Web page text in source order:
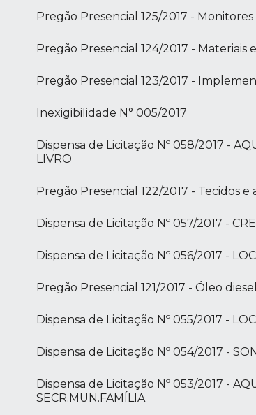
Pregão Presencial 125/2017 - Monitores
Pregão Presencial 124/2017 - Materiais
Pregão Presencial 123/2017 -
Inexigibilidade N° 005/2017
Dispensa de Licitação Nº 058/2017 -
LIVRO
Pregão Presencial 122/2017 - Tecidos e
Dispensa de Licitação Nº 057/2017 -
Dispensa de Licitação Nº 056/2017 -
Pregão Presencial 121/2017 - Óleo diesel
Dispensa de Licitação Nº 055/2017 -
Dispensa de Licitação Nº 054/2017 -
Dispensa de Licitação Nº 053/2017 -
SECR.MUN.FAMÍLIA